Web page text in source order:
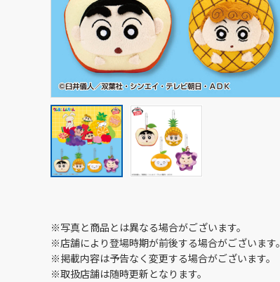
※写真と商品とは異なる場合がございます。
※店舗により登場時期が前後する場合がございます。
※掲載内容は予告なく変更する場合がございます。
※取扱店舗は随時更新となります。